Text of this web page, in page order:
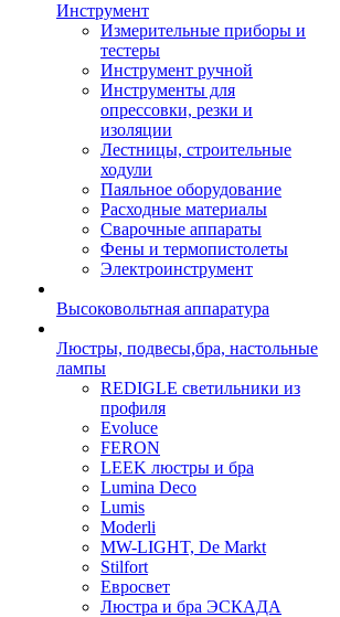
Инструмент
Измерительные приборы и
тестеры
Инструмент ручной
Инструменты для
опрессовки, резки и
изоляции
Лестницы, строительные
ходули
Паяльное оборудование
Расходные материалы
Сварочные аппараты
Фены и термопистолеты
Электроинструмент
Высоковольтная аппаратура
Люстры, подвесы,бра, настольные
лампы
REDIGLE светильники из
профиля
Evoluce
FERON
LEEK люстры и бра
Lumina Deco
Lumis
Moderli
MW-LIGHT, De Markt
Stilfort
Евросвет
Люстра и бра ЭСКАДА